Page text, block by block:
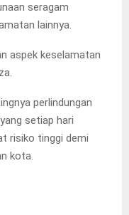
seragam
lainnya.
aspek keselamatan
perlindungan
setiap hari
risiko tinggi demi
kota.